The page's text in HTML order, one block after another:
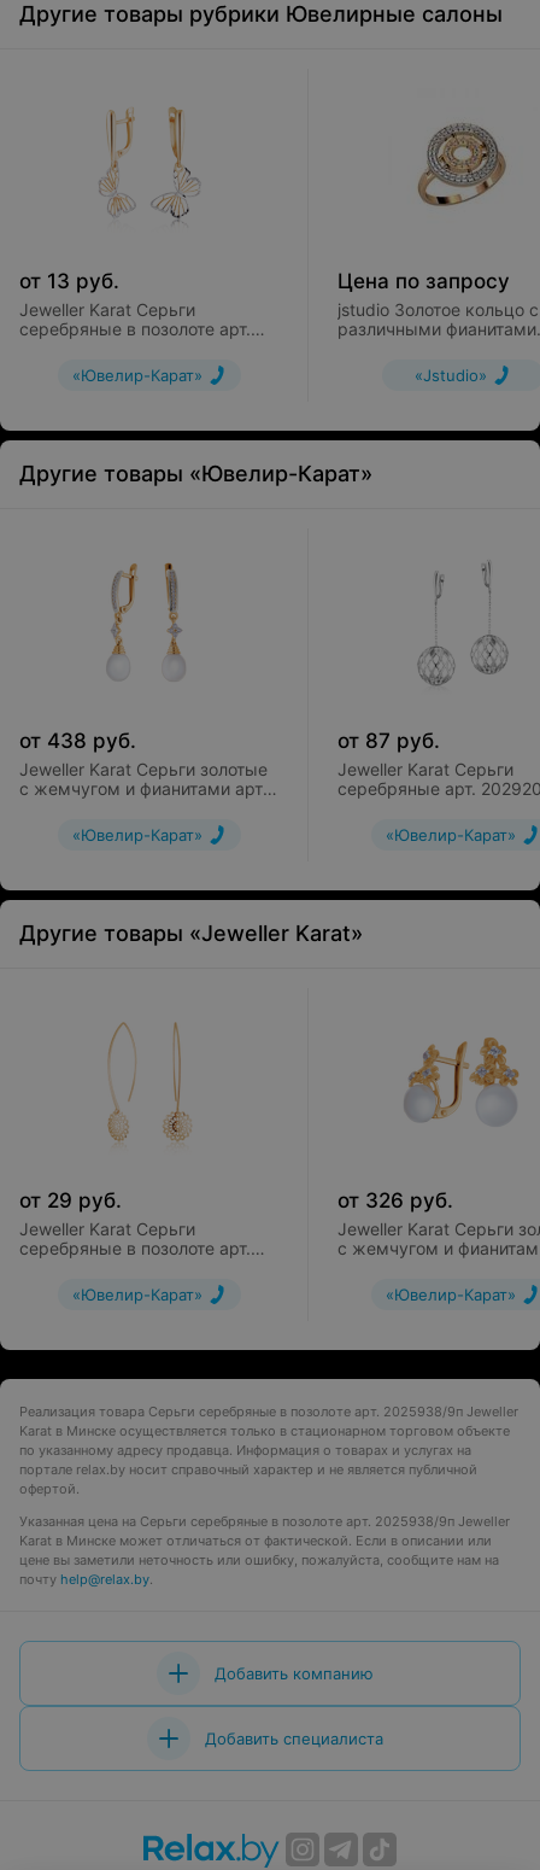
Другие товары рубрики Ювелирные салоны
от 13 руб.
Jeweller Karat Серьги
серебряные в позолоте арт.
«Ювелир-Карат»
Цена по запросу
jstudio Золотое кольцо с
различными фианитами
«Jstudio»
Другие товары «Ювелир-Карат»
от 438 руб.
Jeweller Karat Серьги золотые
с жемчугом и фианитами арт.
«Ювелир-Карат»
от 87 руб.
Jeweller Karat Серьги
серебряные арт.
«Ювелир-Карат»
Другие товары «Jeweller Karat»
от 29 руб.
Jeweller Karat Серьги
серебряные в позолоте арт.
«Ювелир-Карат»
от 326 руб.
Jeweller Karat Серьги
с жемчугом и
«Ювелир-Карат»
Реализация товара Серьги серебряные в позолоте арт. 2025938/9п Jeweller
Karat в Минске осуществляется только в стационарном торговом объекте
по указанному адресу продавца. Информация о товарах и услугах на
портале relax.by носит справочный характер и не является публичной
офертой.
Указанная цена на Серьги серебряные в позолоте арт. 2025938/9п Jeweller
Karat в Минске может отличаться от фактической. Если в описании или
цене вы заметили неточность или ошибку, пожалуйста, сообщите нам на
почту help@relax.by.
Добавить компанию
Добавить специалиста